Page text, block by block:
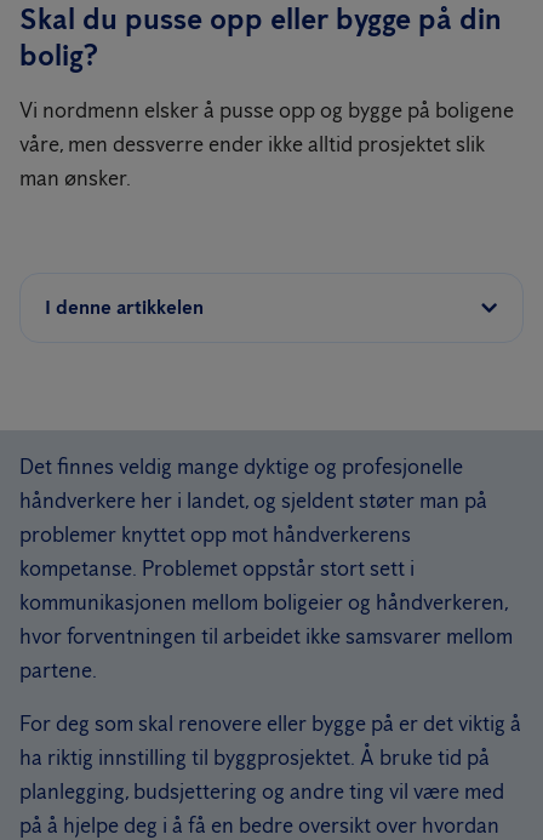
Skal du pusse opp eller bygge på din
bolig?
Vi nordmenn elsker å pusse opp og bygge på boligene
våre, men dessverre ender ikke alltid prosjektet slik
man ønsker.
I denne artikkelen
Det finnes veldig mange dyktige og profesjonelle
håndverkere her i landet, og sjeldent støter man på
problemer knyttet opp mot håndverkerens
kompetanse. Problemet oppstår stort sett i
kommunikasjonen mellom boligeier og håndverkeren,
hvor forventningen til arbeidet ikke samsvarer mellom
partene.
For deg som skal renovere eller bygge på er det viktig å
ha riktig innstilling til byggprosjektet. Å bruke tid på
planlegging, budsjettering og andre ting vil være med
på å hjelpe deg i å få en bedre oversikt over hvordan